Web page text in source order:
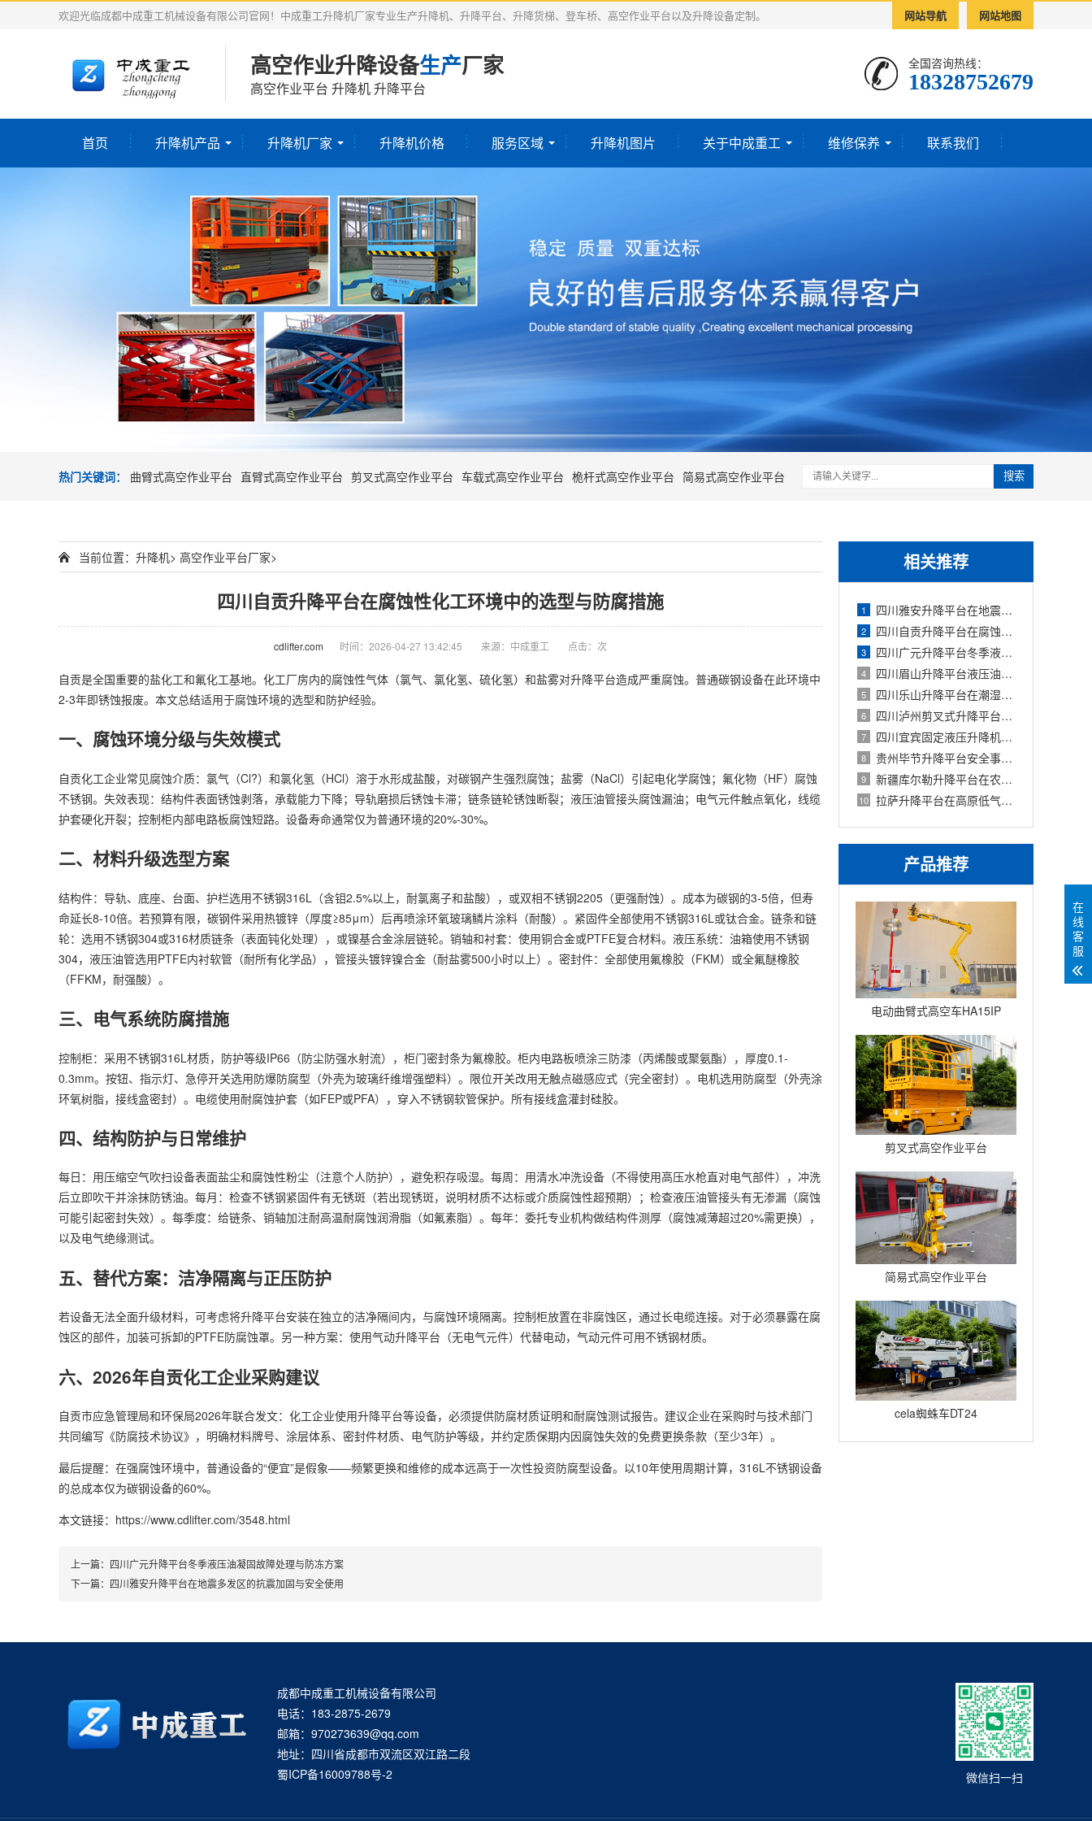
网站导航 网站地图
欢迎光临成都中成重工机械设备有限公司官网！中成重工升降机厂家专业生产升降机、升降平台、升降货梯、登车桥、高空作业平台以及升降设备定制。
高空作业升降设备生产厂家
高空作业平台 升降机 升降平台
全国咨询热线：
18328752679‬
首页 升降机产品 升降机厂家 升降机价格 服务区域 升降机图片 关于中成重工 维修保养 联系我们
热门关键词： 曲臂式高空作业平台 直臂式高空作业平台 剪叉式高空作业平台 车载式高空作业平台 桅杆式高空作业平台 简易式高空作业平台 搜索
相关推荐
1 四川雅安升降平台在地震多发区的抗震加
2 四川自贡升降平台在腐蚀性化工环境中的
3 四川广元升降平台冬季液压油凝固故障处
4 四川眉山升降平台液压油管爆裂应急处理
5 四川乐山升降平台在潮湿多雨环境下的电
6 四川泸州剪叉式升降平台移动底盘故障维
7 四川宜宾固定液压升降机液压油缸密封件
8 贵州毕节升降平台安全事故案例分析（
9 新疆库尔勒升降平台在农业灌溉场景的应
10 拉萨升降平台在高原低气压环境下的液压
产品推荐
电动曲臂式高空车HA15IP
剪叉式高空作业平台
Compact12
简易式高空作业平台
Quickup7
cela蜘蛛车DT24
当前位置： 升降机> 高空作业平台厂家>
四川自贡升降平台在腐蚀性化工环境中的选型与防腐措施
cdlifter.com 时间：2026-04-27 13:42:45 来源：中成重工 点击： 次
自贡是全国重要的盐化工和氟化工基地。化工厂房内的腐蚀性气体（氯气、氯化氢、硫化氢）和盐雾对升降平台造成严重腐蚀。普通碳钢设备在此环境中
2-3年即锈蚀报废。本文总结适用于腐蚀环境的选型和防护经验。
一、腐蚀环境分级与失效模式
自贡化工企业常见腐蚀介质：氯气（Cl?）和氯化氢（HCl）溶于水形成盐酸，对碳钢产生强烈腐蚀；盐雾（NaCl）引起电化学腐蚀；氟化物（HF）腐蚀
不锈钢。失效表现：结构件表面锈蚀剥落，承载能力下降；导轨磨损后锈蚀卡滞；链条链轮锈蚀断裂；液压油管接头腐蚀漏油；电气元件触点氧化，线缆
护套硬化开裂；控制柜内部电路板腐蚀短路。设备寿命通常仅为普通环境的20%-30%。
二、材料升级选型方案
结构件：导轨、底座、台面、护栏选用不锈钢316L（含钼2.5%以上，耐氯离子和盐酸），或双相不锈钢2205（更强耐蚀）。成本为碳钢的3-5倍，但寿
命延长8-10倍。若预算有限，碳钢件采用热镀锌（厚度≥85μm）后再喷涂环氧玻璃鳞片涂料（耐酸）。紧固件全部使用不锈钢316L或钛合金。链条和链
轮：选用不锈钢304或316材质链条（表面钝化处理），或镍基合金涂层链轮。销轴和衬套：使用铜合金或PTFE复合材料。液压系统：油箱使用不锈钢
304，液压油管选用PTFE内衬软管（耐所有化学品），管接头镀锌镍合金（耐盐雾500小时以上）。密封件：全部使用氟橡胶（FKM）或全氟醚橡胶
（FFKM，耐强酸）。
三、电气系统防腐措施
控制柜：采用不锈钢316L材质，防护等级IP66（防尘防强水射流），柜门密封条为氟橡胶。柜内电路板喷涂三防漆（丙烯酸或聚氨酯），厚度0.1-
0.3mm。按钮、指示灯、急停开关选用防爆防腐型（外壳为玻璃纤维增强塑料）。限位开关改用无触点磁感应式（完全密封）。电机选用防腐型（外壳涂
环氧树脂，接线盒密封）。电缆使用耐腐蚀护套（如FEP或PFA），穿入不锈钢软管保护。所有接线盒灌封硅胶。
四、结构防护与日常维护
每日：用压缩空气吹扫设备表面盐尘和腐蚀性粉尘（注意个人防护），避免积存吸湿。每周：用清水冲洗设备（不得使用高压水枪直对电气部件），冲洗
后立即吹干并涂抹防锈油。每月：检查不锈钢紧固件有无锈斑（若出现锈斑，说明材质不达标或介质腐蚀性超预期）；检查液压油管接头有无渗漏（腐蚀
可能引起密封失效）。每季度：给链条、销轴加注耐高温耐腐蚀润滑脂（如氟素脂）。每年：委托专业机构做结构件测厚（腐蚀减薄超过20%需更换），
以及电气绝缘测试。
五、替代方案：洁净隔离与正压防护
若设备无法全面升级材料，可考虑将升降平台安装在独立的洁净隔间内，与腐蚀环境隔离。控制柜放置在非腐蚀区，通过长电缆连接。对于必须暴露在腐
蚀区的部件，加装可拆卸的PTFE防腐蚀罩。另一种方案：使用气动升降平台（无电气元件）代替电动，气动元件可用不锈钢材质。
六、2026年自贡化工企业采购建议
自贡市应急管理局和环保局2026年联合发文：化工企业使用升降平台等设备，必须提供防腐材质证明和耐腐蚀测试报告。建议企业在采购时与技术部门
共同编写《防腐技术协议》，明确材料牌号、涂层体系、密封件材质、电气防护等级，并约定质保期内因腐蚀失效的免费更换条款（至少3年）。
最后提醒：在强腐蚀环境中，普通设备的“便宜”是假象——频繁更换和维修的成本远高于一次性投资防腐型设备。以10年使用周期计算，316L不锈钢设备
的总成本仅为碳钢设备的60%。
本文链接：https://www.cdlifter.com/3548.html
上一篇： 四川广元升降平台冬季液压油凝固故障处理与防冻方案
下一篇： 四川雅安升降平台在地震多发区的抗震加固与安全使用
微信扫一扫
成都中成重工机械设备有限公司
电话：183-2875-2679
邮箱：970273639@qq.com
地址：四川省成都市双流区双江路二段
蜀ICP备16009788号-2
在
线
客
服